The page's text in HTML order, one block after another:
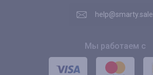
help@smarty.sale
Мы работаем с